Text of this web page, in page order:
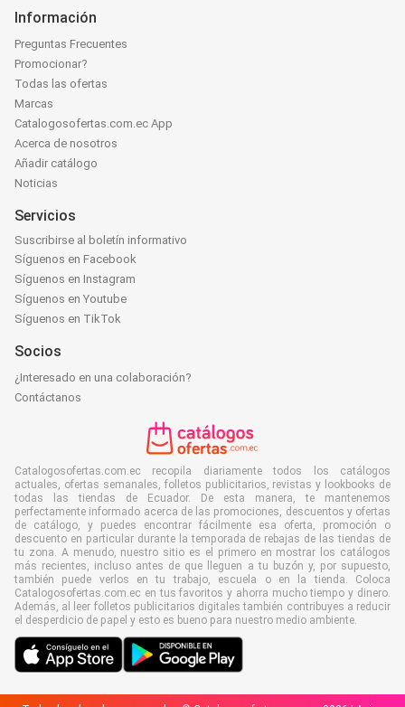
Información
Preguntas Frecuentes
Promocionar?
Todas las ofertas
Marcas
Catalogosofertas.com.ec App
Acerca de nosotros
Añadir catálogo
Noticias
Servicios
Suscribirse al boletín informativo
Síguenos en Facebook
Síguenos en Instagram
Síguenos en Youtube
Síguenos en TikTok
Socios
¿Interesado en una colaboración?
Contáctanos
Catalogosofertas.com.ec recopila diariamente todos los catálogos
actuales, ofertas semanales, folletos publicitarios, revistas y lookbooks de
todas las tiendas de Ecuador. De esta manera, te mantenemos
perfectamente informado acerca de las promociones, descuentos y ofertas
de catálogo, y puedes encontrar fácilmente esa oferta, promoción o
descuento en particular durante la temporada de rebajas de las tiendas de
tu zona. A menudo, nuestro sitio es el primero en mostrar los catálogos
más recientes, incluso antes de que lleguen a tu buzón y, por supuesto,
también puede verlos en tu trabajo, escuela o en la tienda. Coloca
Catalogosofertas.com.ec en tus favoritos y ahorra mucho tiempo y dinero.
Además, al leer folletos publicitarios digitales también contribuyes a reducir
el desperdicio de papel y esto es bueno para nuestro medio ambiente.